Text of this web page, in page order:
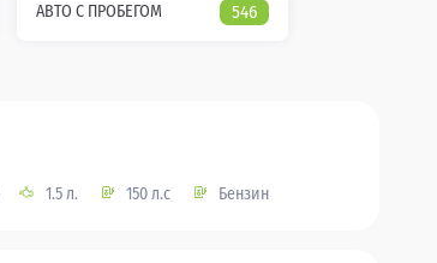
АВТО С ПРОБЕГОМ 546
1.5 л. 150 л.с Бензин